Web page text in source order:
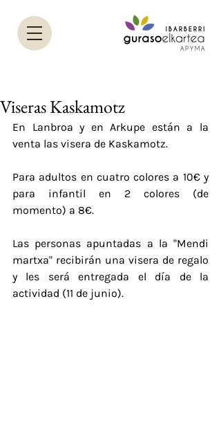
Viseras Kaskamotz
En Lanbroa y en Arkupe están a la
venta las visera de Kaskamotz.
Para adultos en cuatro colores a 10€ y
para infantil en 2 colores (de
momento) a 8€.
Las personas apuntadas a la "Mendi
martxa" recibirán una visera de regalo
y les será entregada el día de la
actividad (11 de junio).